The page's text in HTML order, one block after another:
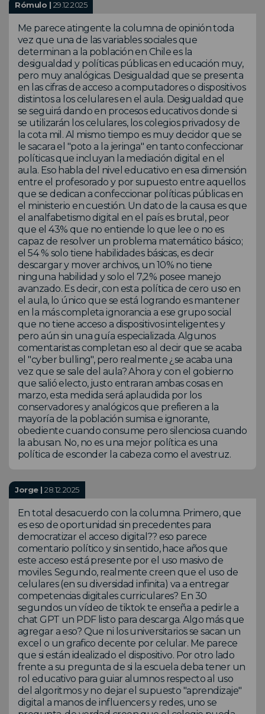
Rómulo | 29.12.2025
Me parece atingente la columna de opinión toda
vez que una de las variables sociales que
determinan a la población en Chile es la
desigualdad y políticas públicas en educación muy,
pero muy analógicas. Desigualdad que se presenta
en las cifras de acceso a computadores o dispositivos
distintos a los celulares en el aula. Desigualdad que
se seguirá dando en procesos educativos donde si
se utilizarán los celulares, los colegios privados y de
la cota mil. Al mismo tiempo es muy decidor que se
le sacara el "poto a la jeringa" en tanto confeccionar
políticas que incluyan la mediación digital en el
aula. Eso habla del nivel educativo en esa dimensión
entre el profesorado y por supuesto entre aquellos
que se dedican a confeccionar políticas públicas en
el ministerio en cuestión. Un dato de la causa es que
el analfabetismo digital en el país es brutal, peor
que el 43% que no entiende lo que lee o no es
capaz de resolver un problema matemático básico;
el 54 % solo tiene habilidades básicas, es decir
descargar y mover archivos, un 10% no tiene
ninguna habilidad y solo el 7,2% posee manejo
avanzado. Es decir, con esta política de cero uso en
el aula, lo único que se está logrando es mantener
en la más completa ignorancia a ese grupo social
que no tiene acceso a dispositivos inteligentes y
pero aún sin una guía especializada. Algunos
comentaristas completan eso al decir que se acaba
el "cyber bulling", pero realmente ¿se acaba una
vez que se sale del aula? Ahora y con el gobierno
que salió electo, justo entraran ambas cosas en
marzo, esta medida será aplaudida por los
conservadores y analógicos que prefieren a la
mayoría de la población sumisa e ignorante,
obediente cuando consume pero silenciosa cuando
la abusan. No, no es una mejor política es una
política de esconder la cabeza como el avestruz.
Jorge |28.12.2025
En total desacuerdo con la columna. Primero, que
es eso de oportunidad sin precedentes para
democratizar el acceso digital?? eso parece
comentario político y sin sentido, hace años que
este acceso está presente por el uso masivo de
moviles. Segundo, realmente creen que el uso de
celulares (en su diversidad infinita) va a entregar
competencias digitales curriculares? En 30
segundos un vídeo de tiktok te enseña a pedirle a
chat GPT un PDF listo para descarga. Algo más que
agregar a eso? Que ni los universitarios se sacan un
excel o un grafico decente por celular. Me parece
que si están idealizado el dispositivo. Por otro lado
frente a su pregunta de si la escuela deba tener un
rol educativo para guiar alumnos respecto al uso
del algoritmos y no dejar el supuesto "aprendizaje"
digital a manos de influencers y redes, uno se